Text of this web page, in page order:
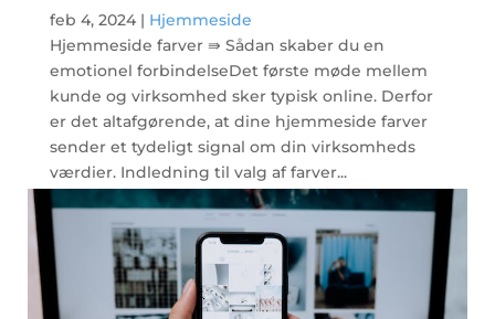
feb 4, 2024| Hjemmeside
Hjemmeside farver ⇛ Sådan skaber du en
emotionel forbindelseDet første møde mellem
kunde og virksomhed sker typisk online. Derfor
er det altafgørende, at dine hjemmeside farver
sender et tydeligt signal om din virksomheds
værdier. Indledning til valg af farver...
læs mere